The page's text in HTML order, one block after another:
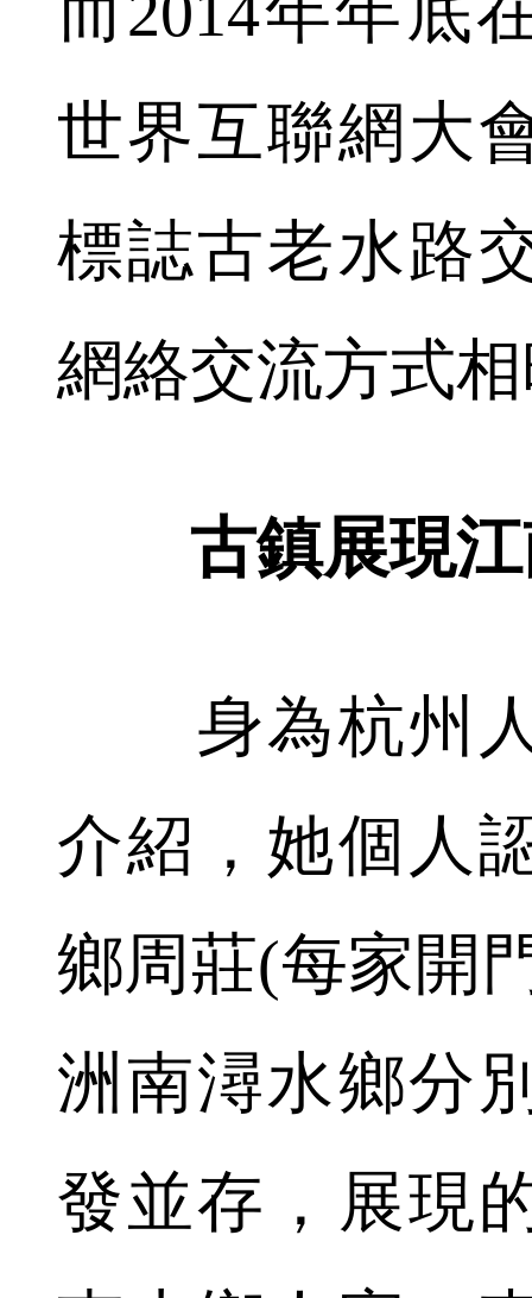
世界互聯網大
標誌古老水路
網絡交流方式
古鎮展現
身為杭州人
介紹，她個人
鄉周莊(每家開
洲南潯水鄉分
發並存，展現